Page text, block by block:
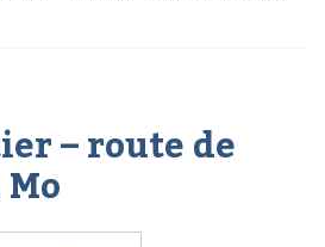
– route de